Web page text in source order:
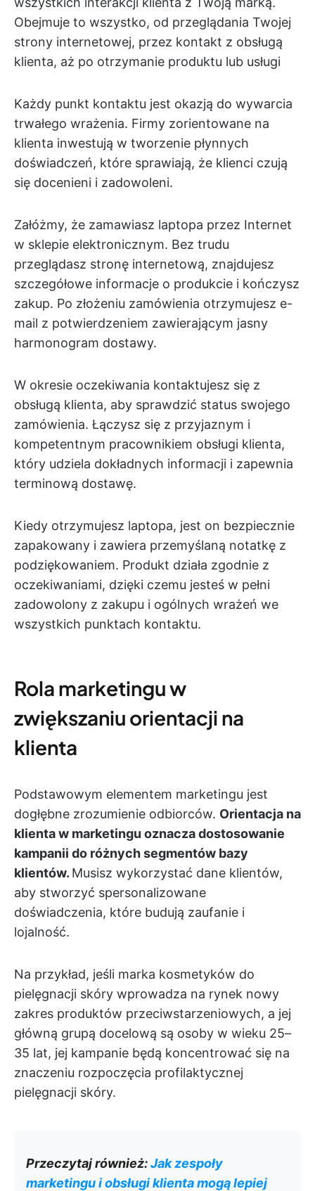
Obejmuje to wszystko, od przeglądania Twojej
strony internetowej, przez kontakt z obsługą
klienta, aż po otrzymanie produktu lub usługi
Każdy punkt kontaktu jest okazją do wywarcia
trwałego wrażenia. Firmy zorientowane na
klienta inwestują w tworzenie płynnych
doświadczeń, które sprawiają, że klienci czują
się docenieni i zadowoleni.
Załóżmy, że zamawiasz laptopa przez Internet
w sklepie elektronicznym. Bez trudu
przeglądasz stronę internetową, znajdujesz
szczegółowe informacje o produkcie i kończysz
zakup. Po złożeniu zamówienia otrzymujesz e-
mail z potwierdzeniem zawierającym jasny
harmonogram dostawy.
W okresie oczekiwania kontaktujesz się z
obsługą klienta, aby sprawdzić status swojego
zamówienia. Łączysz się z przyjaznym i
kompetentnym pracownikiem obsługi klienta,
który udziela dokładnych informacji i zapewnia
terminową dostawę.
Kiedy otrzymujesz laptopa, jest on bezpiecznie
zapakowany i zawiera przemyślaną notatkę z
podziękowaniem. Produkt działa zgodnie z
oczekiwaniami, dzięki czemu jesteś w pełni
zadowolony z zakupu i ogólnych wrażeń we
wszystkich punktach kontaktu.
Rola marketingu w
zwiększaniu orientacji na
klienta
Podstawowym elementem marketingu jest
dogłębne zrozumienie odbiorców. Orientacja na
klienta w marketingu oznacza dostosowanie
kampanii do różnych segmentów bazy
klientów. Musisz wykorzystać dane klientów,
aby stworzyć spersonalizowane
doświadczenia, które budują zaufanie i
lojalność.
Na przykład, jeśli marka kosmetyków do
pielęgnacji skóry wprowadza na rynek nowy
zakres produktów przeciwstarzeniowych, a jej
główną grupą docelową są osoby w wieku 25–
35 lat, jej kampanie będą koncentrować się na
znaczeniu rozpoczęcia profilaktycznej
pielęgnacji skóry.
Przeczytaj również:Jak zespoły
marketingu i obsługi klienta mogą lepiej